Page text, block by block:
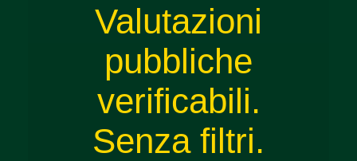
Valutazioni
pubbliche
verificabili.
Senza filtri.